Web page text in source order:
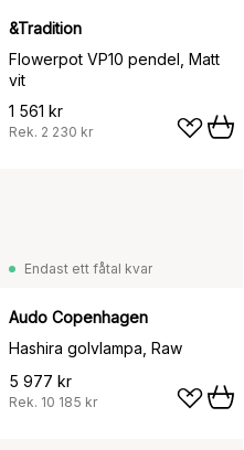
&Tradition
Flowerpot VP10 pendel, Matt
vit
1 561 kr
Rek. 2 230 kr
Endast ett fåtal kvar
Audo Copenhagen
Hashira golvlampa, Raw
5 977 kr
Rek. 10 185 kr